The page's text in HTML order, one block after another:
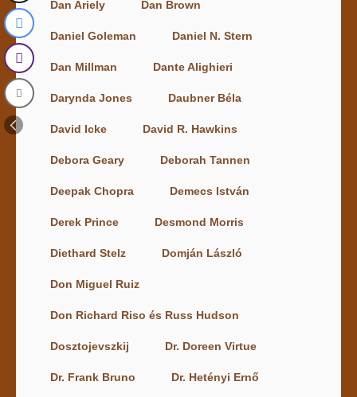
Dan Ariely Dan Brown
Daniel Goleman Daniel N. Stern
Dan Millman Dante Alighieri
Darynda Jones Daubner Béla
David Icke David R. Hawkins
Debora Geary Deborah Tannen
Deepak Chopra Demecs István
Derek Prince Desmond Morris
Diethard Stelz Domján László
Don Miguel Ruiz
Don Richard Riso és Russ Hudson
Dosztojevszkij Dr. Doreen Virtue
Dr. Frank Bruno Dr. Hetényi Ernő